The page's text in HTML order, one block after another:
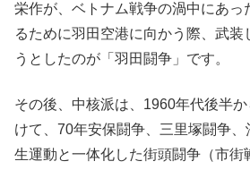
栄作が、ベトナム戦争の渦中にあっ
るために羽田空港に向かう際、武装
うとしたのが「羽田闘争」です。
その後、中核派は、1960年代後半
けて、70年安保闘争、三里塚闘争
生運動と一体化した街頭闘争（市街